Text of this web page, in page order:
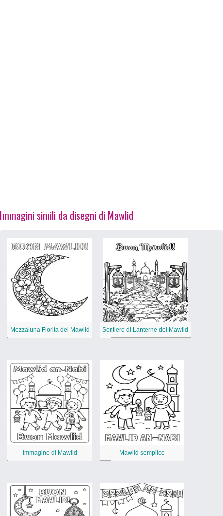
Immagini simili da disegni di Mawlid
Mezzaluna Fiorita del Mawlid Sentiero di Lanterne del Mawlid
Immagine di Mawlid Mawlid semplice